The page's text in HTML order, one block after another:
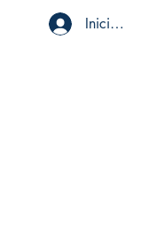
Iniciar sesión